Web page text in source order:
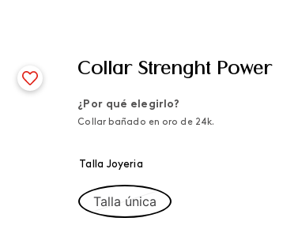
Collar Strenght Power
¿Por qué elegirlo?
Collar bañado en oro de 24k.
Talla Joyeria
Talla única